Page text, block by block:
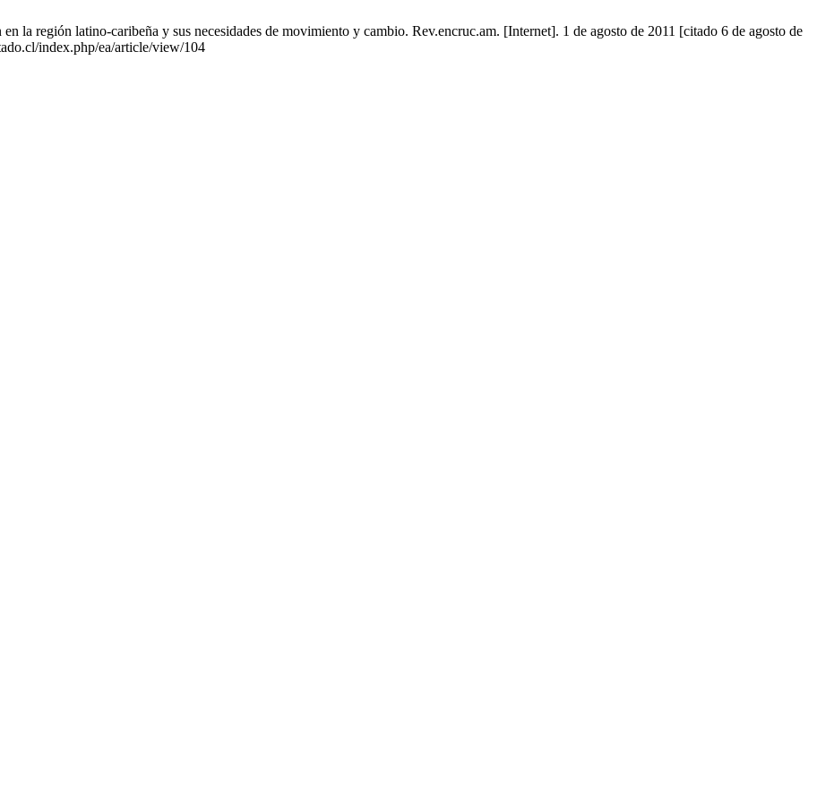
la región latino-caribeña y sus necesidades de movimiento y cambio. Rev.encruc.am. [Internet]. 1 de agosto de 2011 [citado 6 de agosto de
index.php/ea/article/view/104